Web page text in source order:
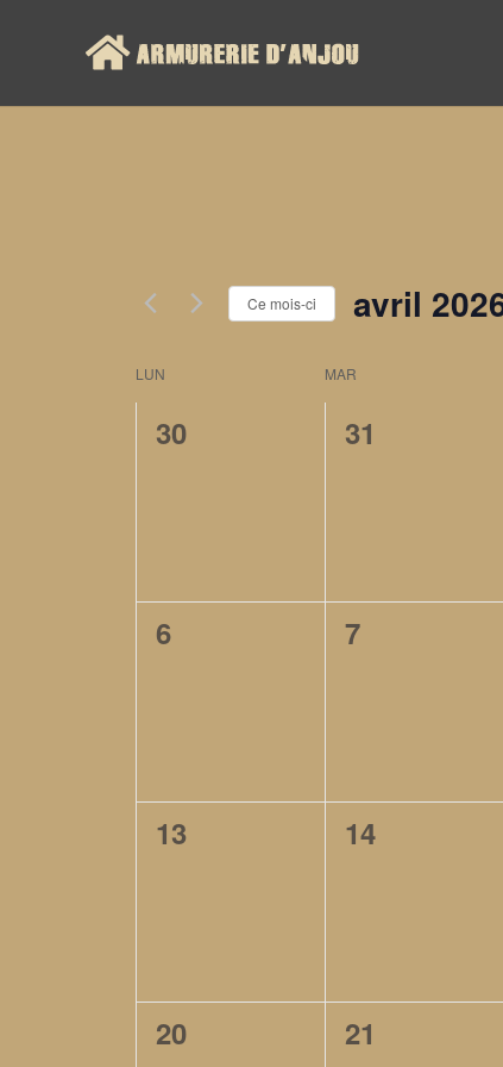
Ce mois-ci avril
Calendrier
de
LUN MAR
0
30
0
31
0
6
0
7
0
13
0
14
0
20
0
21